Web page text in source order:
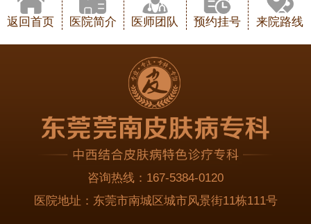
返回首页 医院简介 医师团队 预约挂号 来院路线
咨询热线： 167-5384-0120
医院地址： 东莞市南城区城市风景街11栋111号